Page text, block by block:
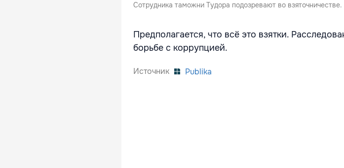
Сотрудника таможни Тудора подозревают во
Предполагается, что всё это взятки.
борьбе с коррупцией.
Источник Publika